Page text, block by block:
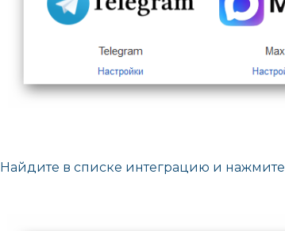
Найдите в списке интеграцию и нажмите